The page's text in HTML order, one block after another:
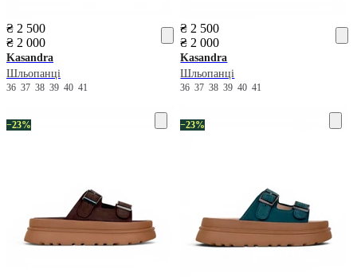
₴ 2 500
₴ 2 000
Kasandra
Шльопанці
36 37 38 39 40 41
₴ 2 500
₴ 2 000
Kasandra
Шльопанці
363738394041
−23% −23%